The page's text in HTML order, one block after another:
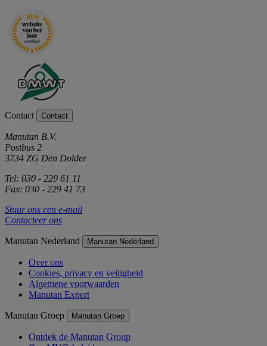
Contact Contact
Manutan B.V.
Postbus 2
3734 ZG Den Dolder
Tel: 030 - 229 61 11
Fax: 030 - 229 41 73
Stuur ons een e-mail
Contacteer ons
Manutan Nederland Manutan Nederland
Over ons
Cookies, privacy en veiligheid
Algemene voorwaarden
Manutan Expert
Manutan Groep Manutan Groep
Ontdek de Manutan Group